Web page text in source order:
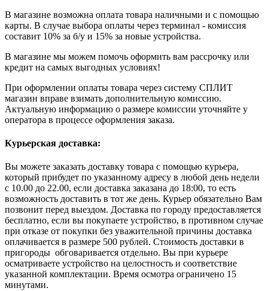
В магазине возможна оплата товара наличными и с помощью
карты. В случае выбора оплаты через терминал - комиссия
составит 10% за б/у и 15% за новые устройства.
В магазине мы можем помочь оформить вам рассрочку или
кредит на самых выгодных условиях!
При оформлении оплаты товара через систему СПЛИТ
магазин вправе взимать дополнительную комиссию.
Актуальную информацию о размере комиссии уточняйте у
оператора в процессе оформления заказа.
Курьерская доставка:
Вы можете заказать доставку товара с помощью курьера,
который прибудет по указанному адресу в любой день недели
с 10.00 до 22.00, если доставка заказана до 18:00, то есть
возможность доставить в тот же день. Курьер обязательно Вам
позвонит перед выездом. Доставка по городу предоставляется
бесплатно, если вы покупаете устройство, в противном случае
при отказе от покупки без уважительной причины доставка
оплачивается в размере 500 рублей. Стоимость доставки в
пригороды обговаривается отдельно. Вы при курьере
осматриваете устройство на целостность и соответствие
указанной комплектации. Время осмотра ограничено 15
минутами.